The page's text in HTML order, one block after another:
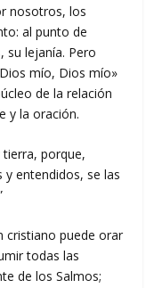
nosotros, los
al punto de
su lejanía. Pero
mío, Dios mío»
de la relación
y la oración.
tierra, porque,
entendidos, se las
cristiano puede orar
todas las
de los Salmos;